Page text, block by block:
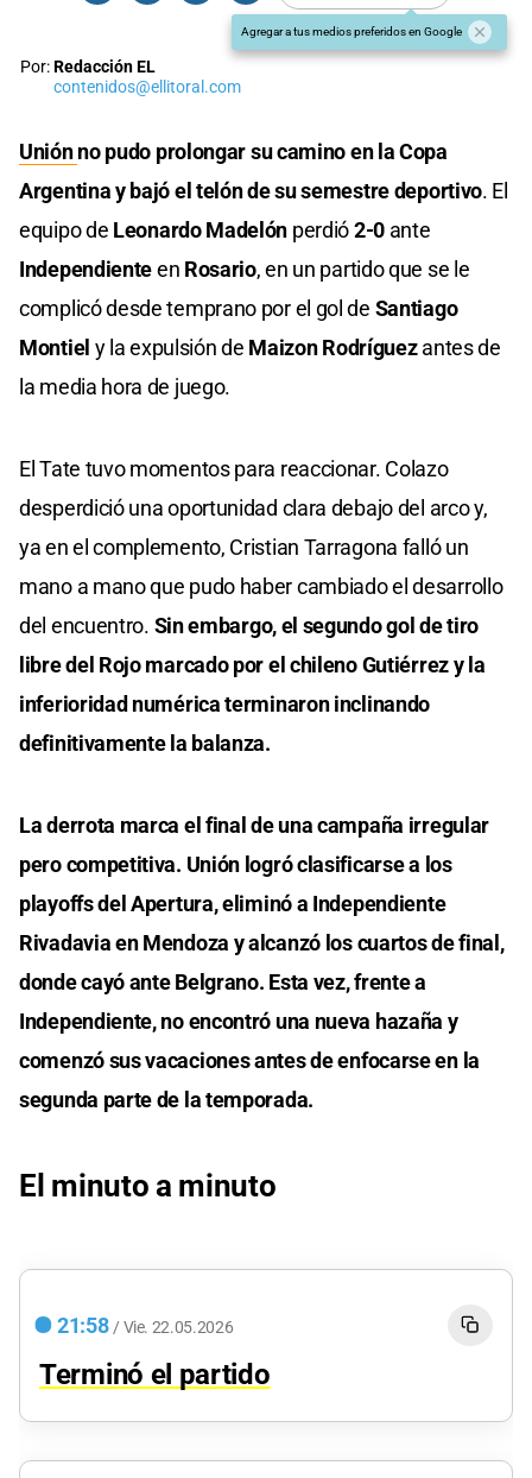
Agregar a tus medios preferidos en Google
Por:Redacción EL
contenidos@ellitoral.com
Uniónno pudo prolongar su camino en la Copa
Argentina y bajó el telón de su semestre deportivo. El
equipo de Leonardo Madelón perdió2-0 ante
Independienteen Rosario, en un partido que se le
complicó desde temprano por el gol de Santiago
Montiel y la expulsión de Maizon Rodríguezantes de
la media hora de juego.
El Tate tuvo momentos para reaccionar. Colazo
desperdició una oportunidad clara debajo del arco y,
ya en el complemento, Cristian Tarragona falló un
mano a mano que pudo haber cambiado el desarrollo
del encuentro. Sin embargo, el segundo gol de tiro
libre del Rojo marcado por el chileno Gutiérrez y la
inferioridad numérica terminaron inclinando
definitivamente la balanza.
La derrota marca el final de una campaña irregular
pero competitiva. Unión logró clasificarse a los
playoffs del Apertura, eliminó a Independiente
Rivadavia en Mendoza y alcanzó los cuartos de final,
donde cayó ante Belgrano. Esta vez, frente a
Independiente, no encontró una nueva hazaña y
comenzó sus vacaciones antes de enfocarse en la
segunda parte de la temporada.
El minuto a minuto
21:58 / Vie. 22.05.2026
Terminó el partido